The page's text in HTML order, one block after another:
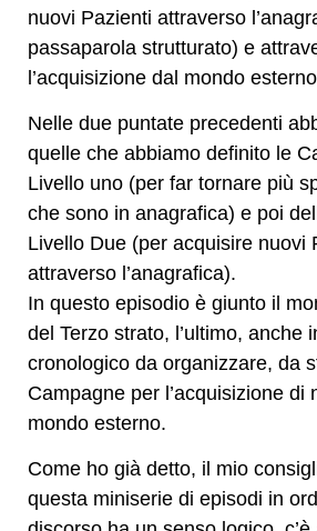
nuovi Pazienti attraverso
passaparola strutturato) e
l’acquisizione dal mondo
Nelle due puntate precedenti
quelle che abbiamo definito le
Livello uno (per far tornare più
che sono in anagrafica) e poi
Livello Due (per acquisire nuovi
attraverso l’anagrafica).
In questo episodio è giunto il
del Terzo strato, l’ultimo, anche
cronologico da organizzare, da
Campagne per l’acquisizione di
mondo esterno.
Come ho già detto, il mio
questa miniserie di episodi in